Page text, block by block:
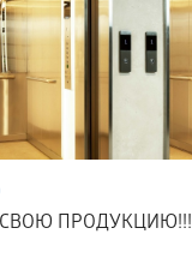
СВОЮ ПРОДУКЦИЮ!!!